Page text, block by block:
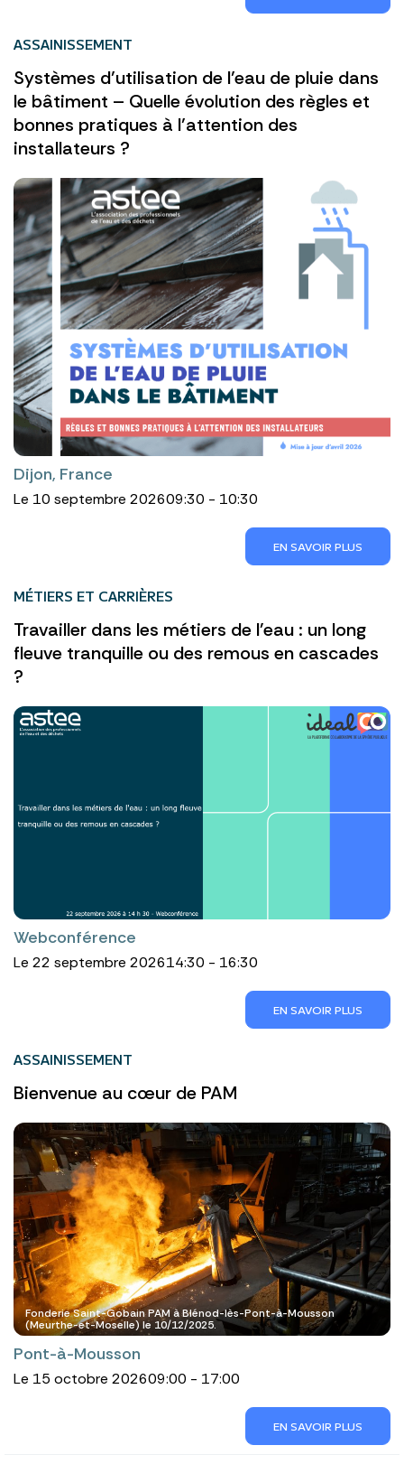
ASSAINISSEMENT
Systèmes d’utilisation de l’eau de pluie dans
le bâtiment – Quelle évolution des règles et
bonnes pratiques à l’attention des
installateurs ?
Dijon, France
Le 10 septembre 202609:30 - 10:30
EN SAVOIR PLUS
MÉTIERS ET CARRIÈRES
Travailler dans les métiers de l'eau : un long
fleuve tranquille ou des remous en cascades
?
Webconférence
Le 22 septembre 202614:30 - 16:30
EN SAVOIR PLUS
ASSAINISSEMENT
Bienvenue au cœur de PAM
Fonderie Saint-Gobain PAM à Blénod-lès-Pont-à-Mousson
(Meurthe-et-Moselle) le 10/12/2025.
Pont-à-Mousson
Le 15 octobre 202609:00 - 17:00
EN SAVOIR PLUS